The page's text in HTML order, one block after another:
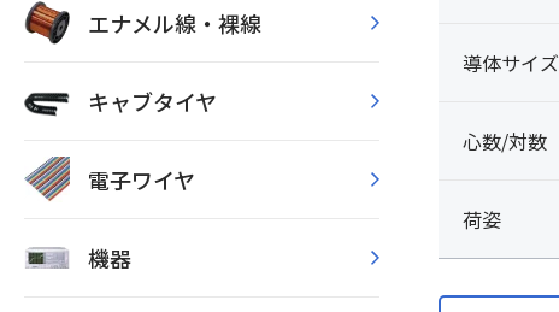
エナメル線・裸線
キャブタイヤ
電子ワイヤ
機器
導体サイズ
心数/対数
荷姿